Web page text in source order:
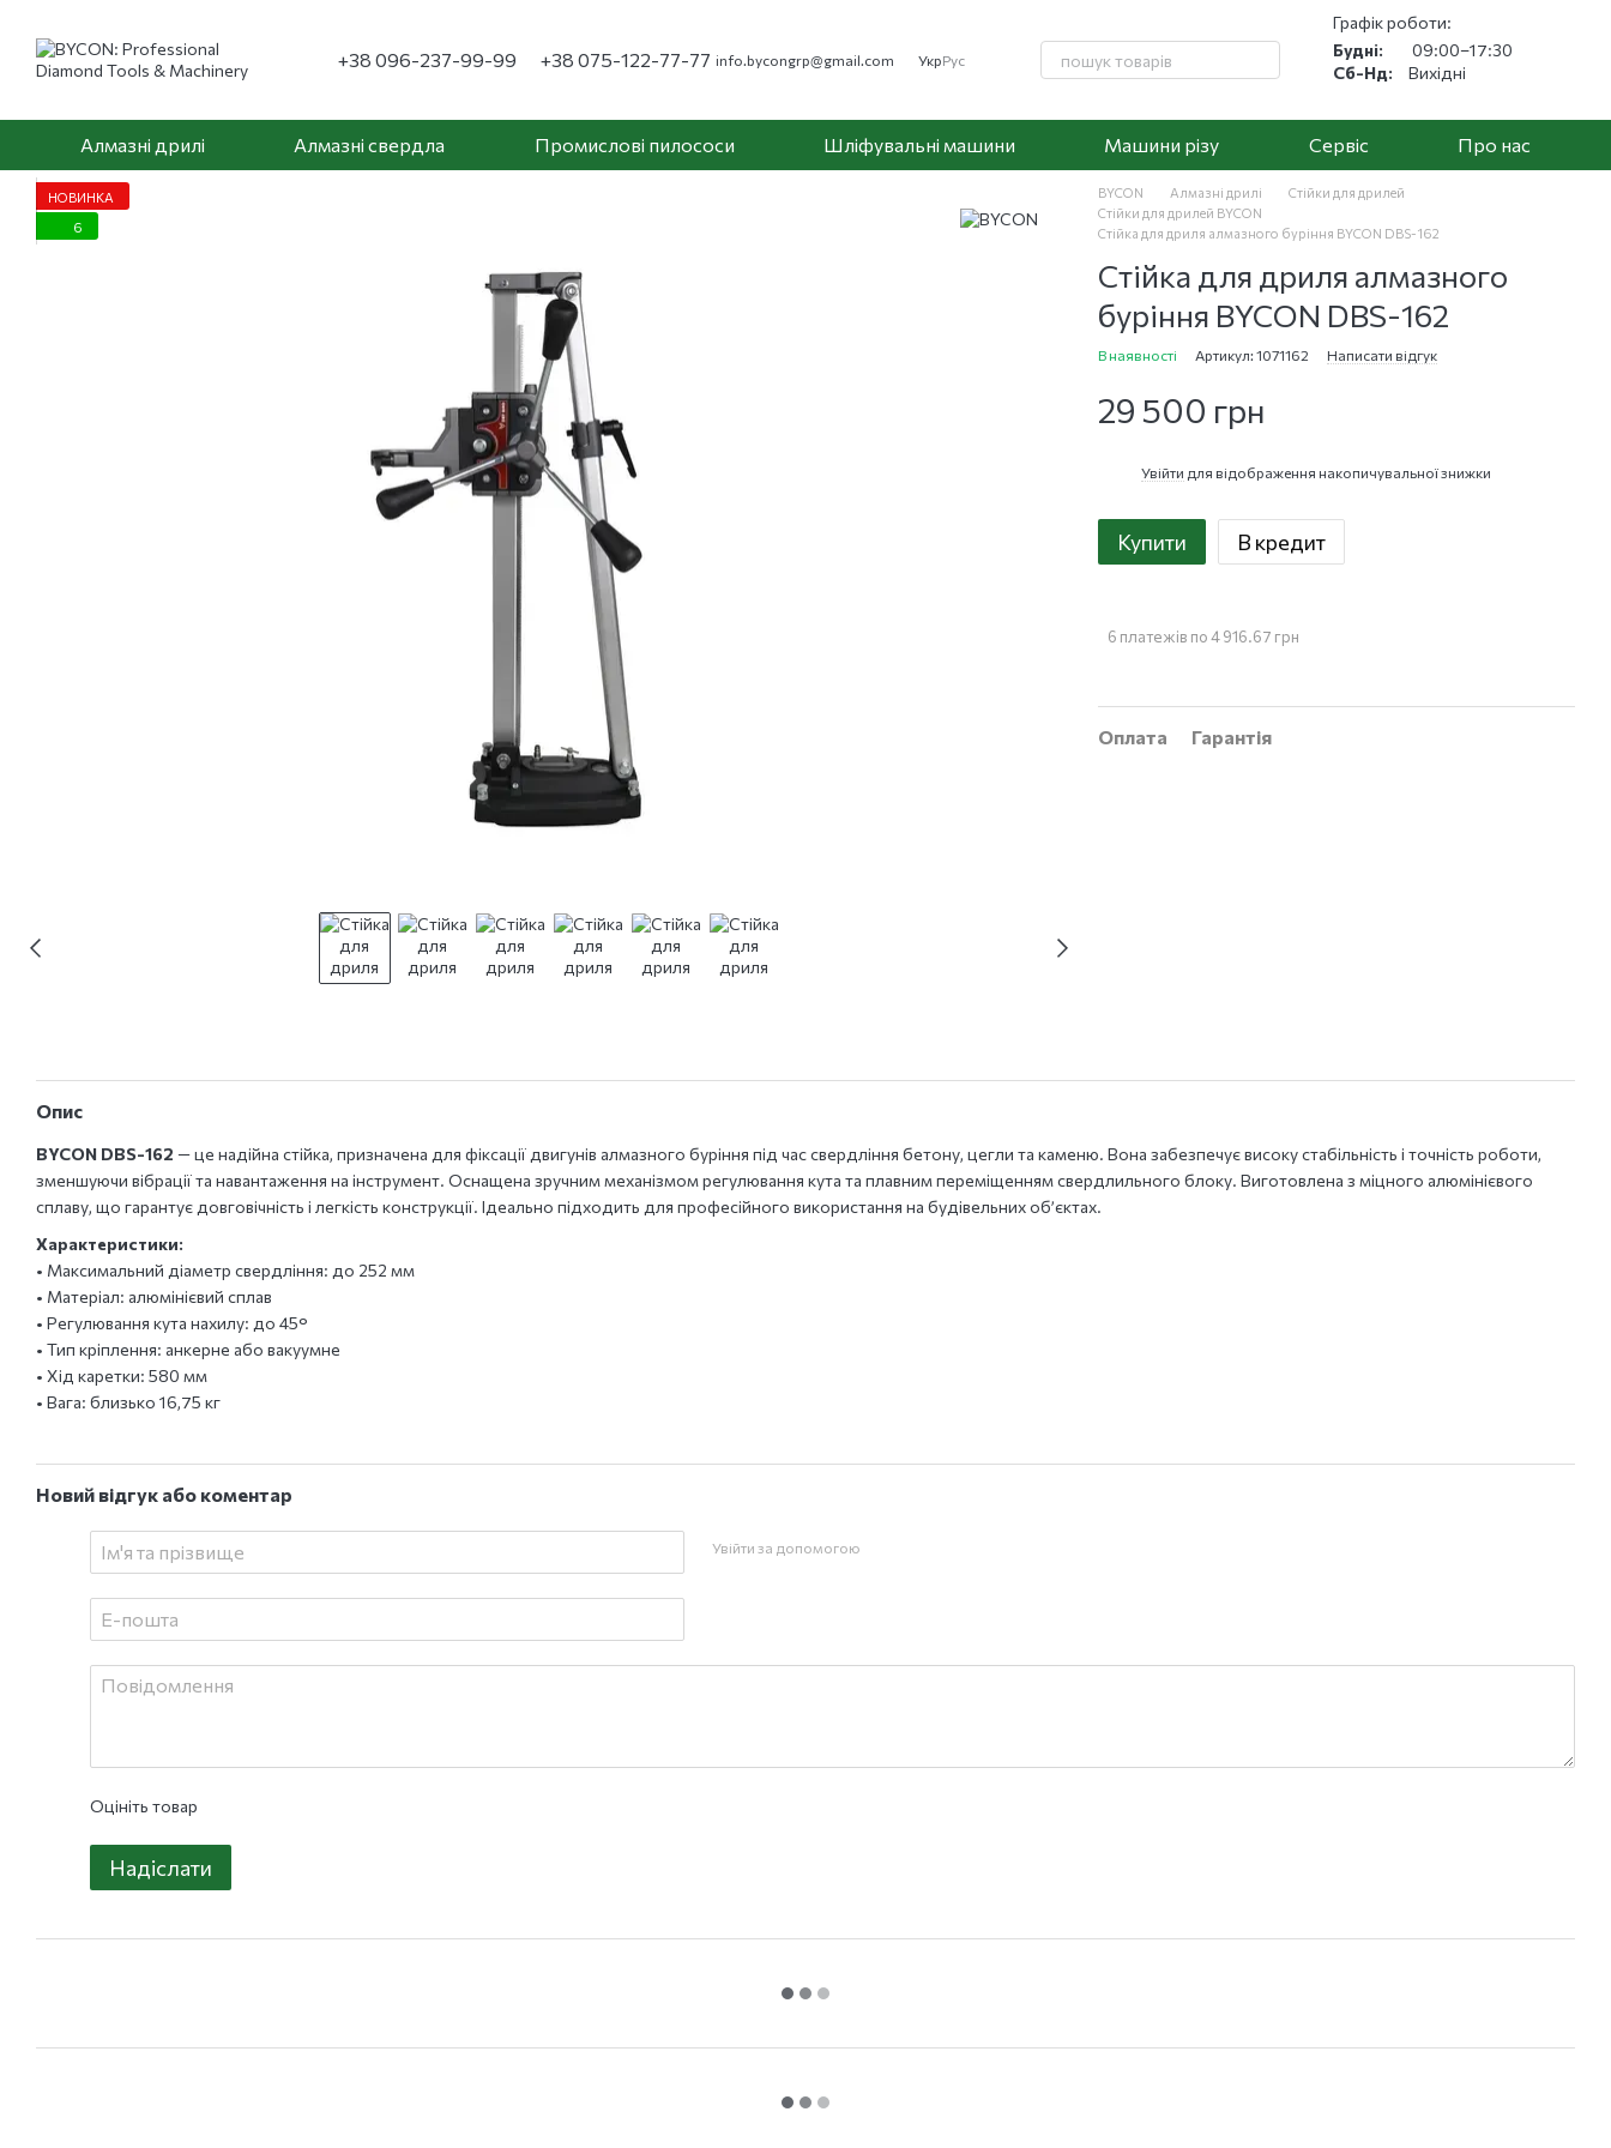
+38 096-237-99-99 +38 075-122-77-77 info.bycongrp@gmail.com УкрРус
Графік роботи:
Будні:
09:00–17:30
Сб-Нд:
Вихідні
Алмазні дрилі Алмазні свердла Промислові пилососи Шліфувальні машини Машини різу Cервіс Про нас
BYCON Алмазні дрилі
Стійки для дрилей
Стійки для дрилей BYCON
Стійка для дриля алмазного буріння BYCON DBS-162
Стійка для дриля алмазного
буріння BYCON DBS-162
В наявності Артикул: 1071162 Написати відгук
29 500 грн
Увійти для відображення накопичувальної знижки
Купити В кредит
6 платежів по 4 916.67 грн
Оплата Гарантія
НОВИНКА
6
Опис
BYCON DBS-162 — це надійна стійка, призначена для фіксації двигунів алмазного буріння під час свердління бетону, цегли та каменю. Вона забезпечує високу стабільність і точність роботи,
зменшуючи вібрації та навантаження на інструмент. Оснащена зручним механізмом регулювання кута та плавним переміщенням свердлильного блоку. Виготовлена з міцного алюмінієвого
сплаву, що гарантує довговічність і легкість конструкції. Ідеально підходить для професійного використання на будівельних об’єктах.
Характеристики:
• Максимальний діаметр свердління: до 252 мм
• Матеріал: алюмінієвий сплав
• Регулювання кута нахилу: до 45°
• Тип кріплення: анкерне або вакуумне
• Хід каретки: 580 мм
• Вага: близько 16,75 кг
Новий відгук або коментар
Увійти за допомогою
Оцініть товар
Надіслати